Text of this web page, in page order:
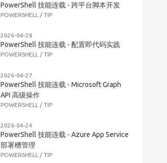
PowerShell 技能连载 - 跨平台脚本开发
POWERSHELL / TIP
2026-04-28
PowerShell 技能连载 - 配置即代码实践
POWERSHELL / TIP
2026-04-27
PowerShell 技能连载 - Microsoft Graph
API 高级操作
POWERSHELL / TIP
2026-04-24
PowerShell 技能连载 - Azure App Service
部署槽管理
POWERSHELL / TIP